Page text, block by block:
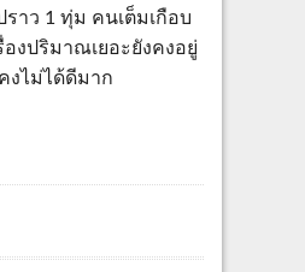
ราว 1 ทุ่ม คนเต็มเกือบ
องปริมาณเยอะยังคงอยู่
งไม่ได้ดีมาก